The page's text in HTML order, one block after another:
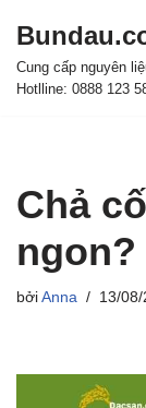
Chuyển
tới
Cung cấp nguyên
Hotlline: 0888 123
Chả
ngon?
bởi Anna 13/